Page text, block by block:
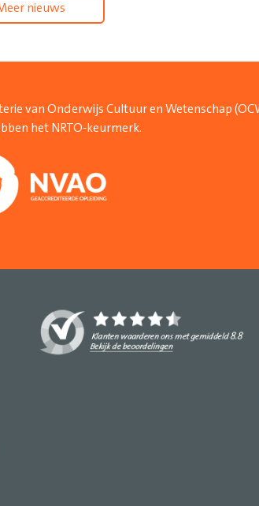
nieuws
van Onderwijs Cultuur en Wetenschap
het NRTO-keurmerk.